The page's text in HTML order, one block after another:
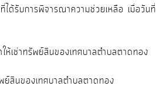
ได้รับการพิจารณาความช่วยเหลือ เมื่อวันที่
ห้เช่าทรัพย์สินของเทศบาลตำบลตาดทอง
ย์สินของเทศบาลตำบลตาดทอง